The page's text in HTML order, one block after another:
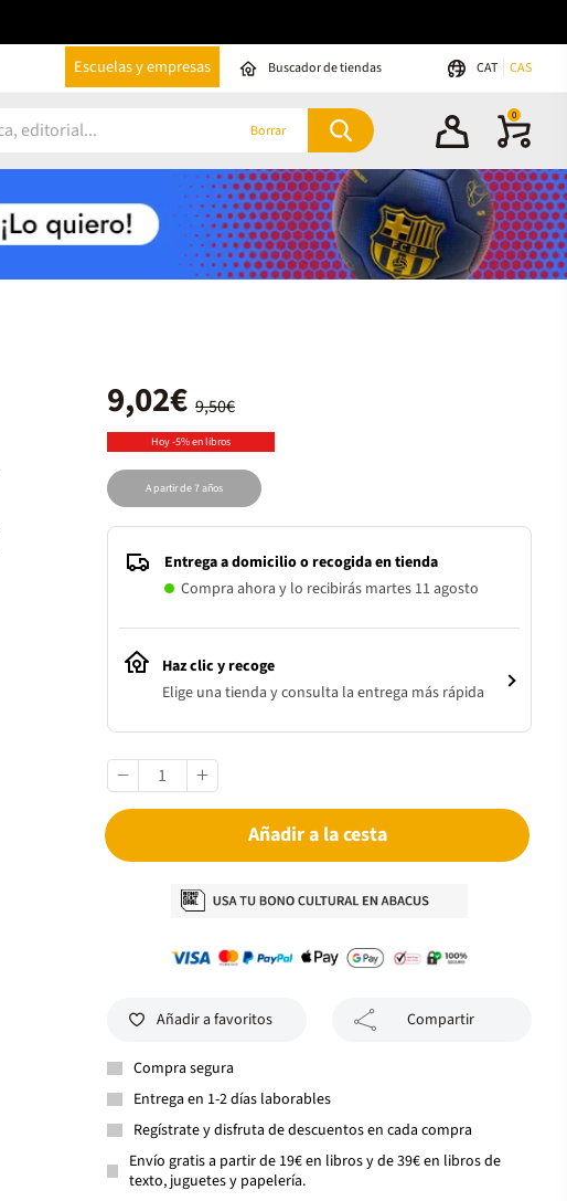
Escuelas y empresas Buscador de tiendas CAT CAS
Borrar
0
9,50€
9,02€
Hoy -5% en libros
A partir de 7 años
Entrega a domicilio o recogida en tienda
Compra ahora y lo recibirás martes 11 agosto
Haz clic y recoge
Elige una tienda y consulta la entrega más rápida
Añadir a la cesta
Añadir a favoritos Compartir
Compra segura
Entrega en 1-2 días laborables
Regístrate y disfruta de descuentos en cada compra
Envío gratis a partir de 19€ en libros y de 39€ en libros de
texto, juguetes y papelería.